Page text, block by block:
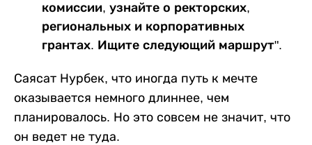
комиссии, узнайте о ректорских,
региональных и корпоративных
грантах. Ищите следующий маршрут".
Саясат Нурбек, что иногда путь к мечте
оказывается немного длиннее, чем
планировалось. Но это совсем не значит, что
он ведет не туда.